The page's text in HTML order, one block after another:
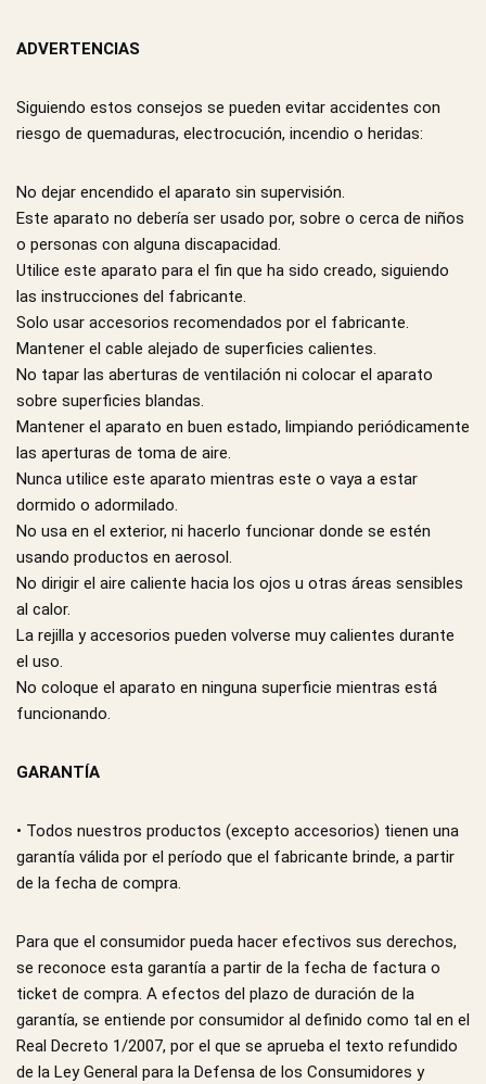
ADVERTENCIAS
Siguiendo estos consejos se pueden evitar accidentes con
riesgo de quemaduras, electrocución, incendio o heridas:
No dejar encendido el aparato sin supervisión.
Este aparato no debería ser usado por, sobre o cerca de niños
o personas con alguna discapacidad.
Utilice este aparato para el fin que ha sido creado, siguiendo
las instrucciones del fabricante.
Solo usar accesorios recomendados por el fabricante.
Mantener el cable alejado de superficies calientes.
No tapar las aberturas de ventilación ni colocar el aparato
sobre superficies blandas.
Mantener el aparato en buen estado, limpiando periódicamente
las aperturas de toma de aire.
Nunca utilice este aparato mientras este o vaya a estar
dormido o adormilado.
No usa en el exterior, ni hacerlo funcionar donde se estén
usando productos en aerosol.
No dirigir el aire caliente hacia los ojos u otras áreas sensibles
al calor.
La rejilla y accesorios pueden volverse muy calientes durante
el uso.
No coloque el aparato en ninguna superficie mientras está
funcionando.
GARANTÍA
• Todos nuestros productos (excepto accesorios) tienen una
garantía válida por el período que el fabricante brinde, a partir
de la fecha de compra.
Para que el consumidor pueda hacer efectivos sus derechos,
se reconoce esta garantía a partir de la fecha de factura o
ticket de compra. A efectos del plazo de duración de la
garantía, se entiende por consumidor al definido como tal en el
Real Decreto 1/2007, por el que se aprueba el texto refundido
de la Ley General para la Defensa de los Consumidores y